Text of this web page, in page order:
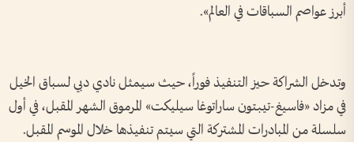
أبرز عواصم السباقات في العالم».
وتدخل الشراكة حيز التنفيذ فوراً، حيث سيمثل نادي دبي لسباق الخيل
في مزاد «فاسيغ-تيبتون ساراتوغا سيليكت» المرموق الشهر المقبل، في أول
سلسلة من المبادرات المشتركة التي سيتم تنفيذها خلال الموسم المقبل.